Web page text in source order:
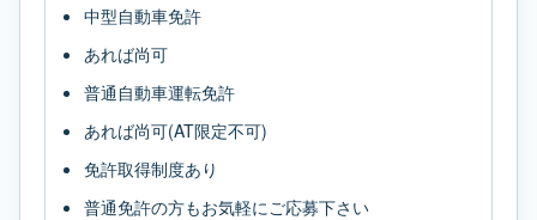
中型自動車免許
あれば尚可
普通自動車運転免許
あれば尚可(AT限定不可)
免許取得制度あり
普通免許の方もお気軽にご応募下さい